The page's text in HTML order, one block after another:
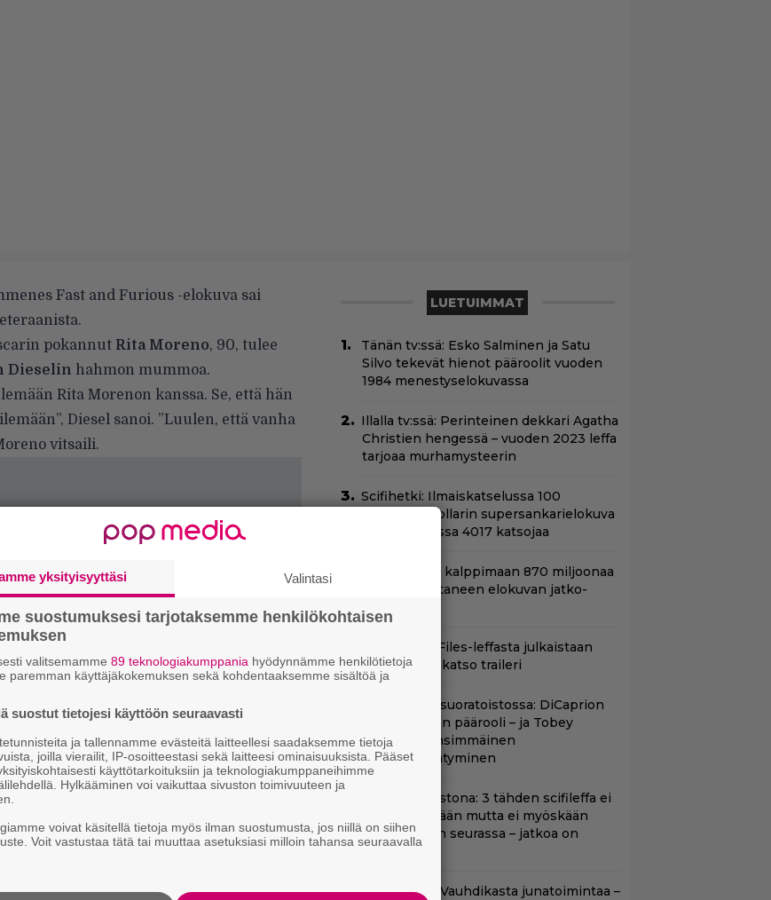
Fast and Furious -elokuva sai
pokannut Rita Moreno, 90, tulee
Dieselin hahmon mummoa.
Rita Morenon kanssa. Se, että hän
Diesel sanoi. ”Luulen, että vanha
vitsaili.
LUETUIMMAT
Tänän tv:ssä: Esko Salminen ja Satu
Silvo tekevät hienot pääroolit vuoden
1984 menestyselokuvassa
Illalla tv:ssä: Perinteinen dekkari Agatha
Christien hengessä – vuoden 2023 leffa
tarjoaa murhamysteerin
Scifihetki: Ilmaiskatselussa 100
miljoonan dollarin supersankarielokuva
– sai Suomessa 4017 katsojaa
Ohjaaja lähti kalppimaan 870 miljoonaa
dollaria tuottaneen elokuvan jatko-
osasta
Vanhasta X-Files-leffasta julkaistaan
K18-versio – katso traileri
Huippuleffa suoratoistossa: DiCaprion
ensimmäinen päärooli – ja Tobey
Maguiren ensimmäinen
elokuvaesiintyminen
Nyt suoratoistona: 3 tähden scifileffa ei
ylitä edeltäjiään mutta ei myöskään
häpeä niiden seurassa – jatkoa on
luvassa
Illalla tv:ssä: Vauhdikasta junatoimintaa –
yksityisyyttäsi Valintasi
suostumuksesi tarjotaksemme henkilökohtaisen
valitsemamme 89 teknologiakumppania hyödynnämme henkilötietoja
paremman käyttäjäkokemuksen sekä kohdentaaksemme sisältöä ja
suostut tietojesi käyttöön seuraavasti
ja tallennamme evästeitä laitteellesi saadaksemme tietoja
joilla vierailit, IP-osoitteestasi sekä laitteesi ominaisuuksista. Pääset
käyttötarkoituksiin ja teknologiakumppaneihimme
Hylkääminen voi vaikuttaa sivuston toimivuuteen ja
voivat käsitellä tietoja myös ilman suostumusta, jos niillä on siihen
Voit vastustaa tätä tai muuttaa asetuksiasi milloin tahansa seuraavalla